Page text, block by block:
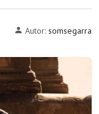
Autor: somsegarra